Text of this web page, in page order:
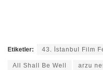
Etiketler: 43. İstanbul Film
All Shall Be Well arzu